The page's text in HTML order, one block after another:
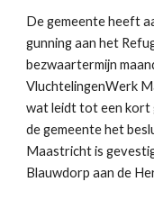
De gemeente heeft
gunning aan het
bezwaartermijn
VluchtelingenWerk
wat leidt tot een kort
de gemeente het
Maastricht is
Blauwdorp aan de